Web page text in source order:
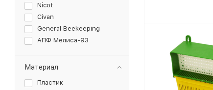
Nicot
Civan
General Beekeeping
АПФ Мелиса-93
Материал
Пластик